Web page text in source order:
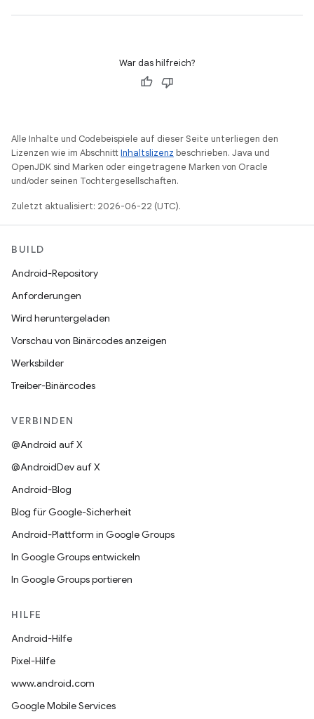
War das hilfreich?
Alle Inhalte und Codebeispiele auf dieser Seite unterliegen den
Lizenzen wie im AbschnittInhaltslizenz beschrieben. Java und
OpenJDK sind Marken oder eingetragene Marken von Oracle
und/oder seinen Tochtergesellschaften.
Zuletzt aktualisiert: 2026-06-22 (UTC).
BUILD
Android-Repository
Anforderungen
Wird heruntergeladen
Vorschau von Binärcodes anzeigen
Werksbilder
Treiber-Binärcodes
VERBINDEN
@Android auf X
@AndroidDev auf X
Android-Blog
Blog für Google-Sicherheit
Android-Plattform in Google Groups
In Google Groups entwickeln
In Google Groups portieren
HILFE
Android-Hilfe
Pixel-Hilfe
www.android.com
Google Mobile Services